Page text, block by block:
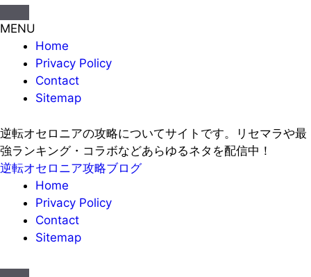
MENU
Home
Privacy Policy
Contact
Sitemap
逆転オセロニアの攻略についてサイトです。リセマラや最
強ランキング・コラボなどあらゆるネタを配信中！
逆転オセロニア攻略ブログ
Home
Privacy Policy
Contact
Sitemap